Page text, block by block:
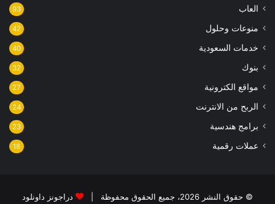
العاب 93
منوعات وحلول 42
خدمات السعودية 40
بنوك 32
مواقع الكترونية 27
الربح من الانترنت 24
برامج هندسية 23
عملات رقمية 18
© حقوق النشر 2026، جميع الحقوق محفوظة | دراجونز داونلود